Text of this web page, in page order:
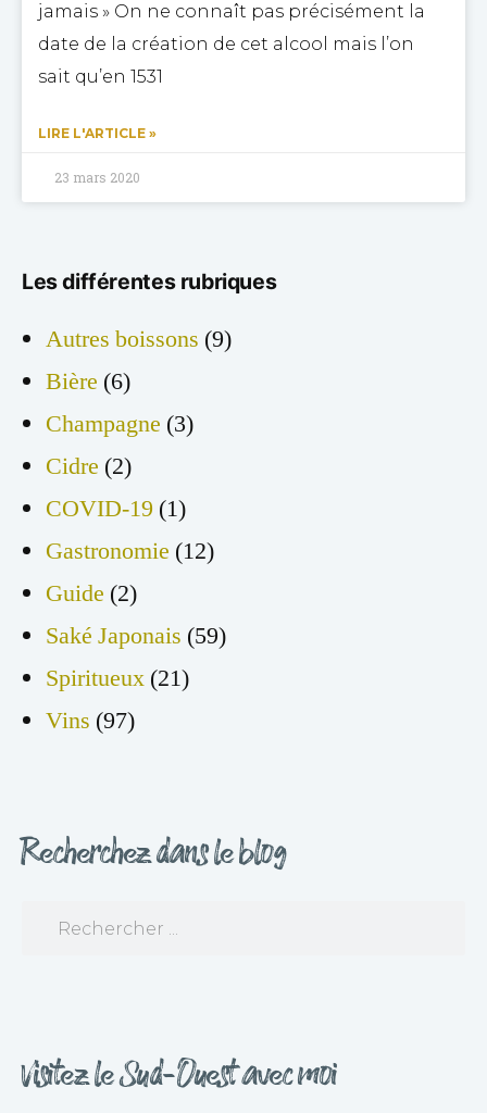
jamais » On ne connaît pas précisément la
date de la création de cet alcool mais l’on
sait qu’en 1531
LIRE L'ARTICLE »
23 mars 2020
Les différentes rubriques
Autres boissons (9)
Bière (6)
Champagne (3)
Cidre (2)
COVID-19 (1)
Gastronomie (12)
Guide (2)
Saké Japonais (59)
Spiritueux (21)
Vins (97)
Recherchez dans le blog
Visitez le Sud-Ouest avec moi